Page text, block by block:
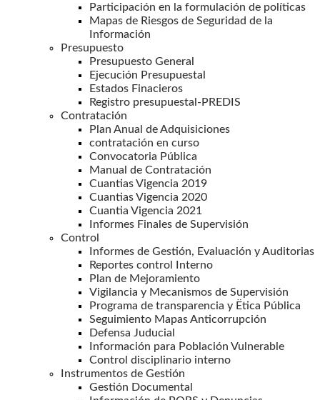
Participación en la formulación de políticas
Mapas de Riesgos de Seguridad de la
Información
Presupuesto
Presupuesto General
Ejecución Presupuestal
Estados Finacieros
Registro presupuestal-PREDIS
Contratación
Plan Anual de Adquisiciones
contratación en curso
Convocatoria Pública
Manual de Contratación
Cuantias Vigencia 2019
Cuantias Vigencia 2020
Cuantia Vigencia 2021
Informes Finales de Supervisión
Control
Informes de Gestión, Evaluación y Auditorias
Reportes control Interno
Plan de Mejoramiento
Vigilancia y Mecanismos de Supervisión
Programa de transparencia y Ëtica Pública
Seguimiento Mapas Anticorrupción
Defensa Juducial
Información para Población Vulnerable
Control disciplinario interno
Instrumentos de Gestión
Gestión Documental